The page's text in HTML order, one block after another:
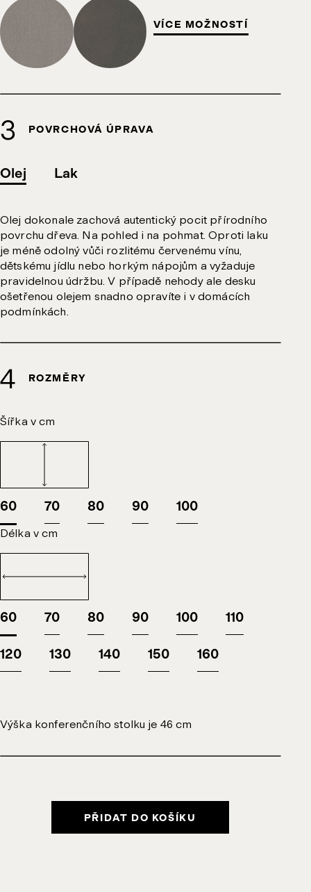
VÍCE MOŽNOSTÍ
POVRCHOVÁ ÚPRAVA
Olej Lak
Olej dokonale zachová autentický pocit přírodního
povrchu dřeva. Na pohled i na pohmat. Oproti laku
je méně odolný vůči rozlitému červenému vínu,
dětskému jídlu nebo horkým nápojům a vyžaduje
pravidelnou údržbu. V případě nehody ale desku
ošetřenou olejem snadno opravíte i v domácích
podmínkách.
ROZMĚRY
Šířka v cm
60 70 80 90 100
Délka v cm
60 70 80 90 100 110
120 130 140 150 160
Výška konferenčního stolku je 46 cm
PŘIDAT DO KOŠÍKU